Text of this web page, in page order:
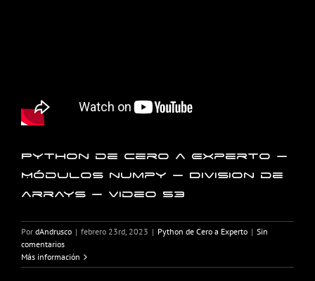
Python de Cero a Experto –
Módulos numpy – Division de
arrays – Video 53
Por dAndrusco | febrero 23rd, 2023 | Python de Cero a Experto | Sin
comentarios
Más información